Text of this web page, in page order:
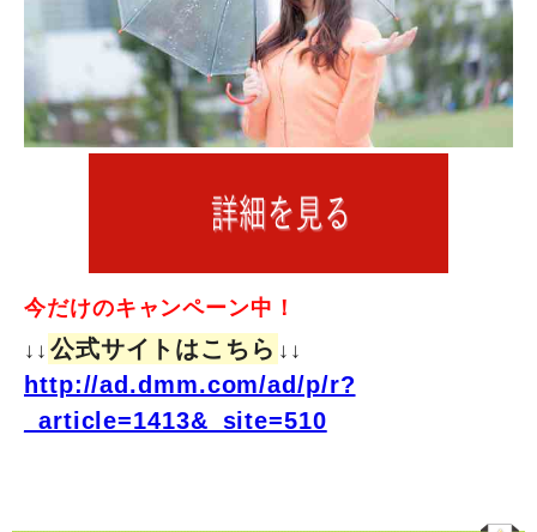
今だけのキャンペーン中！
↓↓ 公式サイトはこちら ↓↓
http://ad.dmm.com/ad/p/r?
_article=1413&_site=510